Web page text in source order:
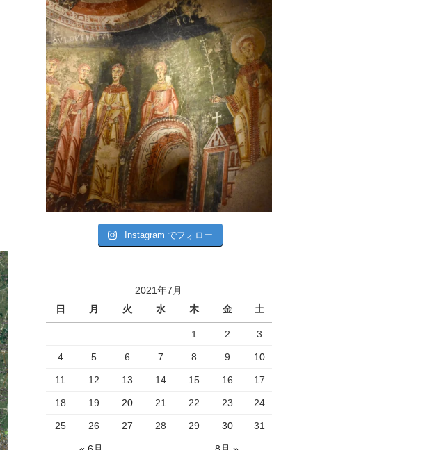
Instagram でフォロー
2021年7月
日
月 火 水 木 金 土
1 2 3
4 5 6 7 8 9 10
11 12 13 14 15 16 17
18 19 20 21 22 23 24
25 26 27 28 29 30 31